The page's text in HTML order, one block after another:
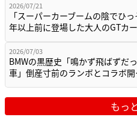
2026/07/21
「スーパーカーブームの陰でひ
年以上前に登場した大人のGTカ
2026/07/03
BMWの黒歴史「鳴かず飛ばずだ
車」倒産寸前のランボとコラボ
もっ